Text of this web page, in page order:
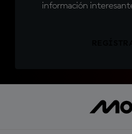
información